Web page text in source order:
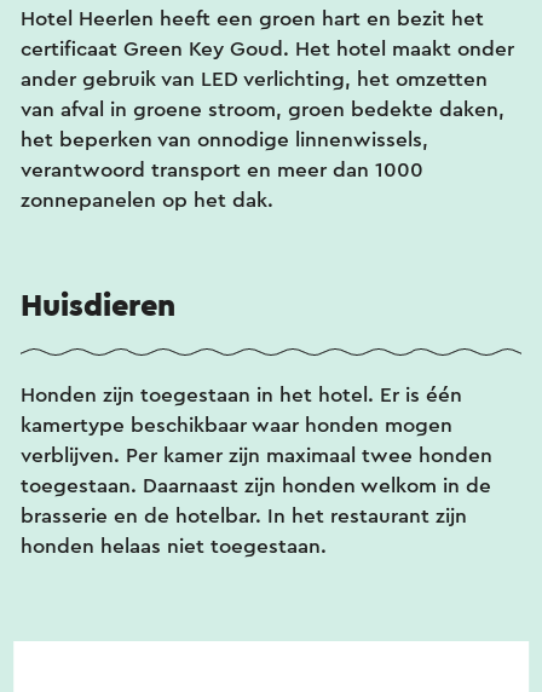
Hotel Heerlen heeft een groen hart en bezit het
certificaat Green Key Goud. Het hotel maakt onder
ander gebruik van LED verlichting, het omzetten
van afval in groene stroom, groen bedekte daken,
het beperken van onnodige linnenwissels,
verantwoord transport en meer dan 1000
zonnepanelen op het dak.
Huisdieren
Honden zijn toegestaan in het hotel. Er is één
kamertype beschikbaar waar honden mogen
verblijven. Per kamer zijn maximaal twee honden
toegestaan. Daarnaast zijn honden welkom in de
brasserie en de hotelbar. In het restaurant zijn
honden helaas niet toegestaan.